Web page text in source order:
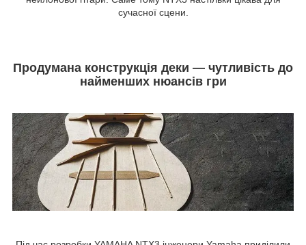
сучасної сцени.
Продумана конструкція деки — чутливість до
найменших нюансів гри